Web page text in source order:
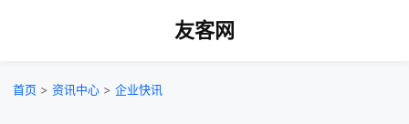
友客网
首页 > 资讯中心 > 企业快讯